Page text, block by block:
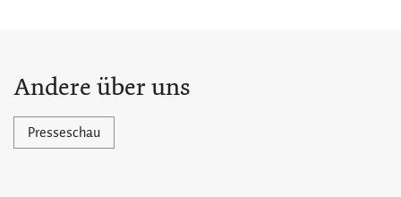
Andere über uns
Presseschau